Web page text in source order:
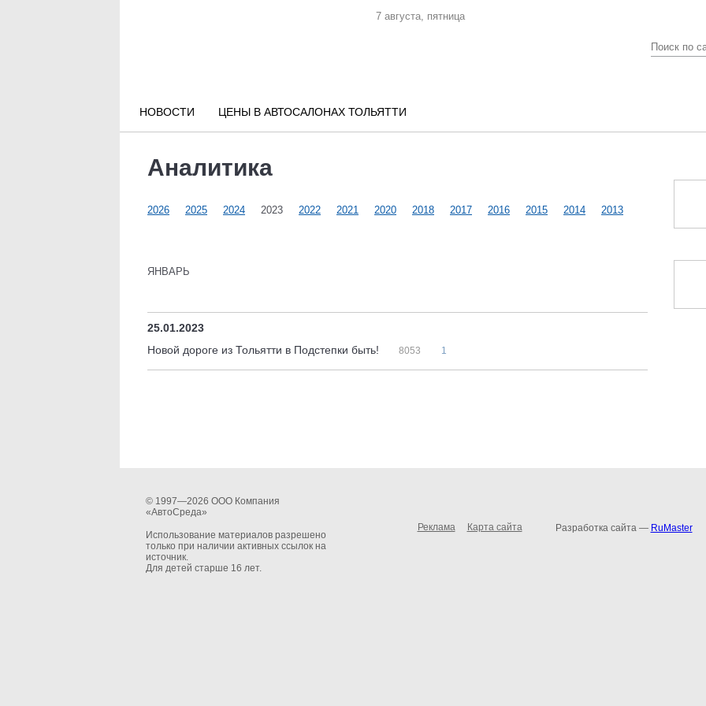
7 августа, пятница
НОВОСТИ ЦЕНЫ В АВТОСАЛОНАХ ТОЛЬЯТТИ
Аналитика
2026 2025 2024 2023 2022 2021 2020 2018 2017 2016 2015 2014 2013
ЯНВАРЬ
25.01.2023
Новой дороге из Тольятти в Подстепки быть!
8053 1
© 1997—2026 ООО Компания
«АвтоСреда»
Использование материалов разрешено
только при наличии активных ссылок на
источник.
Для детей старше 16 лет.
Реклама Карта сайта Разработка сайта — RuMaster